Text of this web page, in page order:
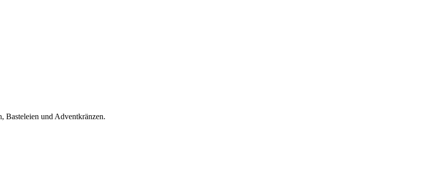
Basteleien und Adventkränzen.